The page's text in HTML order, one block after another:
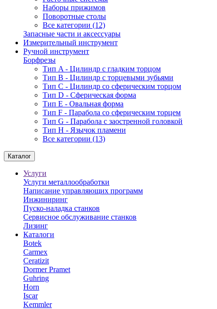
Наборы прижимов
Поворотные столы
Все категории (12)
Запасные части и аксессуары
Измерительный инструмент
Ручной инструмент
Борфрезы
Тип A - Цилиндр с гладким торцом
Тип В - Цилиндр с торцевыми зубьями
Тип С - Цилиндр со сферическим торцом
Тип D - Сферическая форма
Тип Е - Овальная форма
Тип F - Парабола со сферическим торцем
Тип G - Парабола с заостренной головкой
Тип H - Язычок пламени
Все категории (13)
Каталог
Услуги
Услуги металлообработки
Написание управляющих программ
Инжиниринг
Пуско-наладка станков
Сервисное обслуживание станков
Лизинг
Каталоги
Botek
Carmex
Ceratizit
Dormer Pramet
Guhring
Horn
Iscar
Kemmler